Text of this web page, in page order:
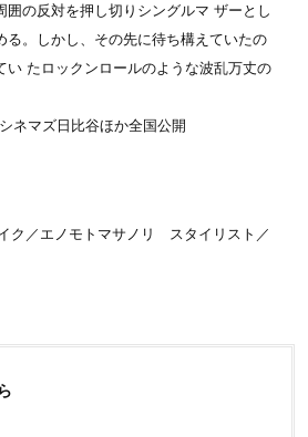
囲の反対を押し切りシングルマ ザーとし
る。しかし、その先に待ち構えていたの
い たロックンロールのような波乱万丈の
ネマズ日比谷ほか全国公開
ク／エノモトマサノリ スタイリスト／